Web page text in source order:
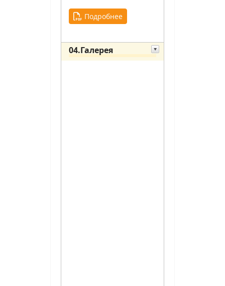
Подробнее
04.Галерея